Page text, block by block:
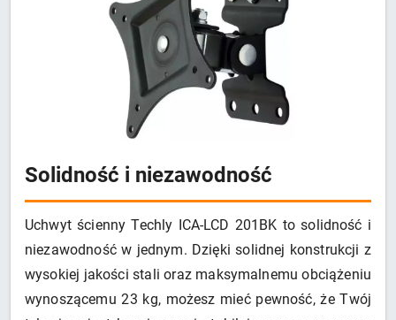
Solidność i niezawodność
Uchwyt ścienny Techly ICA-LCD 201BK to solidność i
niezawodność w jednym. Dzięki solidnej konstrukcji z
wysokiej jakości stali oraz maksymalnemu obciążeniu
wynoszącemu 23 kg, możesz mieć pewność, że Twój